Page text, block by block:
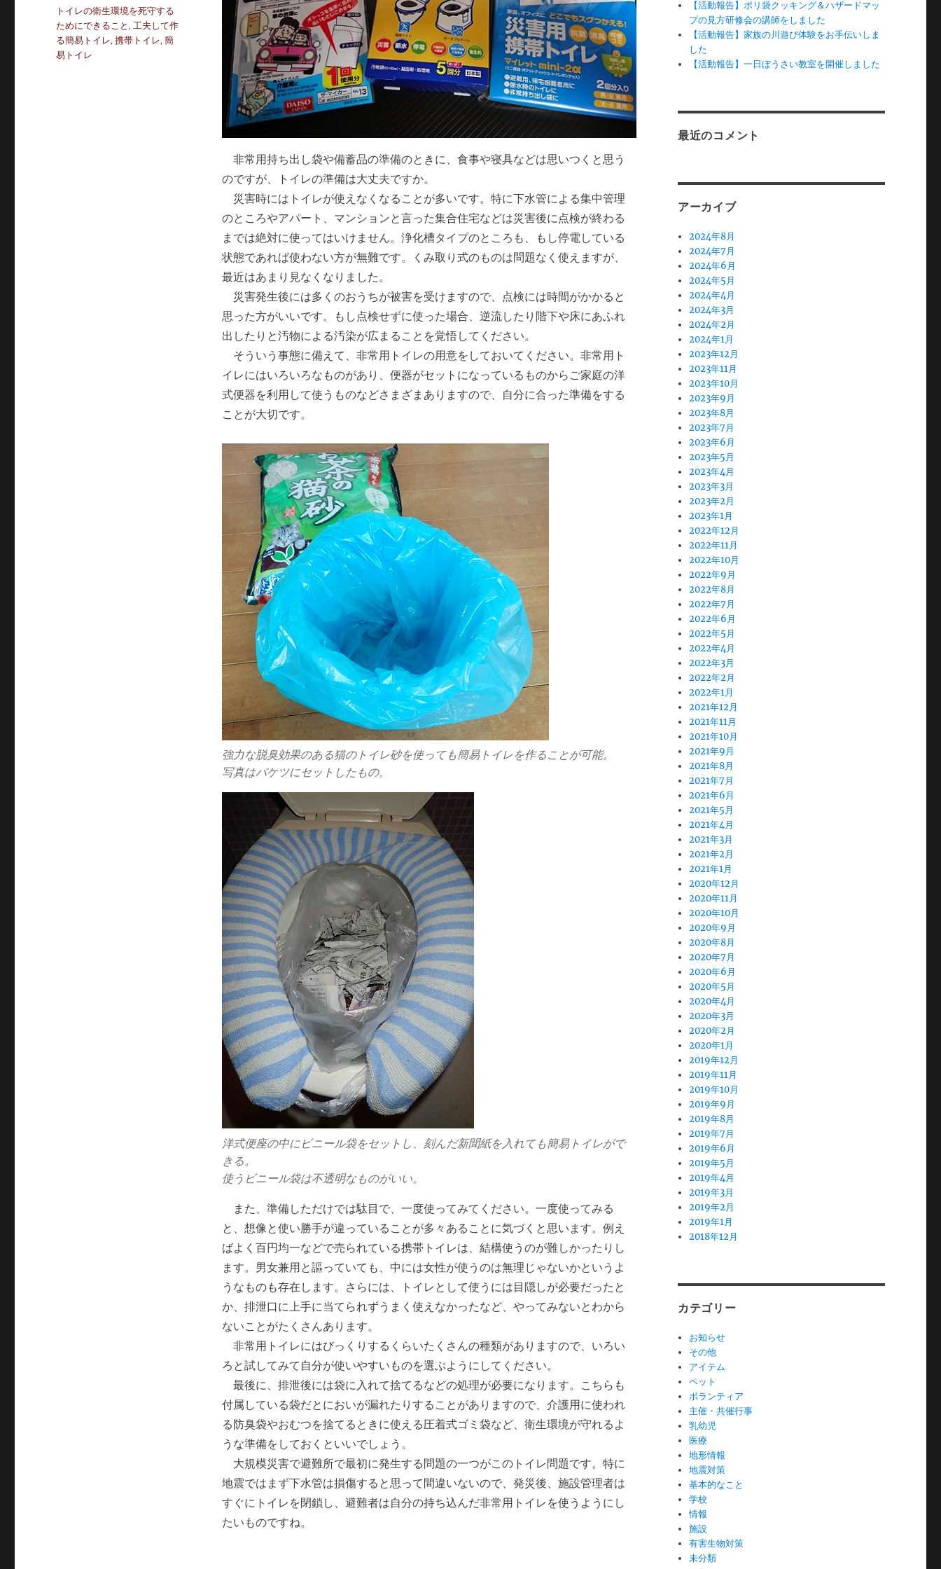
非常用持ち出し袋や備蓄品の準備のときに、食事や寝具などは思いつくと思う
のですが、トイレの準備は大丈夫ですか。
災害時にはトイレが使えなくなることが多いです。特に下水管による集中管理
のところやアパート、マンションと言った集合住宅などは災害後に点検が終わる
までは絶対に使ってはいけません。浄化槽タイプのところも、もし停電している
状態であれば使わない方が無難です。くみ取り式のものは問題なく使えますが、
最近はあまり見なくなりました。
災害発生後には多くのおうちが被害を受けますので、点検には時間がかかると
思った方がいいです。もし点検せずに使った場合、逆流したり階下や床にあふれ
出したりと汚物による汚染が広まることを覚悟してください。
そういう事態に備えて、非常用トイレの用意をしておいてください。非常用ト
イレにはいろいろなものがあり、便器がセットになっているものからご家庭の洋
式便器を利用して使うものなどさまざまありますので、自分に合った準備をする
ことが大切です。
強力な脱臭効果のある猫のトイレ砂を使っても簡易トイレを作ることが可能。
写真はバケツにセットしたもの。
洋式便座の中にビニール袋をセットし、刻んだ新聞紙を入れても簡易トイレがで
きる。
使うビニール袋は不透明なものがいい。
また、準備しただけでは駄目で、一度使ってみてください。一度使ってみる
と、想像と使い勝手が違っていることが多々あることに気づくと思います。例え
ばよく百円均一などで売られている携帯トイレは、結構使うのが難しかったりし
ます。男女兼用と謳っていても、中には女性が使うのは無理じゃないかというよ
うなものも存在します。さらには、トイレとして使うには目隠しが必要だったと
か、排泄口に上手に当てられずうまく使えなかったなど、やってみないとわから
ないことがたくさんあります。
非常用トイレにはびっくりするくらいたくさんの種類がありますので、いろい
ろと試してみて自分が使いやすいものを選ぶようにしてください。
最後に、排泄後には袋に入れて捨てるなどの処理が必要になります。こちらも
付属している袋だとにおいが漏れたりすることがありますので、介護用に使われ
る防臭袋やおむつを捨てるときに使える圧着式ゴミ袋など、衛生環境が守れるよ
うな準備をしておくといいでしょう。
大規模災害で避難所で最初に発生する問題の一つがこのトイレ問題です。特に
地震ではまず下水管は損傷すると思って間違いないので、発災後、施設管理者は
すぐにトイレを閉鎖し、避難者は自分の持ち込んだ非常用トイレを使うようにし
たいものですね。
ゴ
リ
ー
タ
グ
トイレの衛生環境を死守する
ためにできること , 工夫して作
る簡易トイレ,携帯トイレ,簡
易トイレ
【活動報告】ポリ袋クッキング＆ハザードマッ
プの見方研修会の講師をしました
【活動報告】家族の川遊び体験をお手伝いしま
した
【活動報告】一日ぼうさい教室を開催しました
最近のコメント
アーカイブ
2024年8月
2024年7月
2024年6月
2024年5月
2024年4月
2024年3月
2024年2月
2024年1月
2023年12月
2023年11月
2023年10月
2023年9月
2023年8月
2023年7月
2023年6月
2023年5月
2023年4月
2023年3月
2023年2月
2023年1月
2022年12月
2022年11月
2022年10月
2022年9月
2022年8月
2022年7月
2022年6月
2022年5月
2022年4月
2022年3月
2022年2月
2022年1月
2021年12月
2021年11月
2021年10月
2021年9月
2021年8月
2021年7月
2021年6月
2021年5月
2021年4月
2021年3月
2021年2月
2021年1月
2020年12月
2020年11月
2020年10月
2020年9月
2020年8月
2020年7月
2020年6月
2020年5月
2020年4月
2020年3月
2020年2月
2020年1月
2019年12月
2019年11月
2019年10月
2019年9月
2019年8月
2019年7月
2019年6月
2019年5月
2019年4月
2019年3月
2019年2月
2019年1月
2018年12月
カテゴリー
お知らせ
その他
アイテム
ペット
ボランティア
主催・共催行事
乳幼児
医療
地形情報
地震対策
基本的なこと
学校
情報
施設
有害生物対策
未分類